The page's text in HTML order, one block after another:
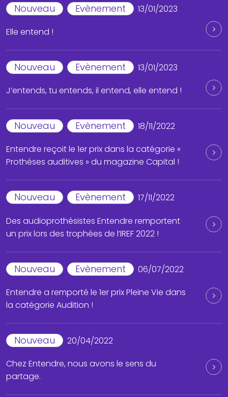
Nouveau Evènement
13/01/2023
Elle entend !
Nouveau Evènement
13/01/2023
J’entends, tu entends, il entend, elle entend !
Nouveau Evènement
18/11/2022
Entendre reçoit le 1er prix dans la catégorie «
Prothèses auditives » du magazine Capital !
Nouveau Evènement
17/11/2022
Des audioprothésistes Entendre remportent
un prix lors des trophées de l’IREF 2022 !
Nouveau Evènement
06/07/2022
Entendre a remporté le 1er prix Pleine Vie dans
la catégorie Audition !
Nouveau
20/04/2022
Chez Entendre, nous avons le sens du
partage.